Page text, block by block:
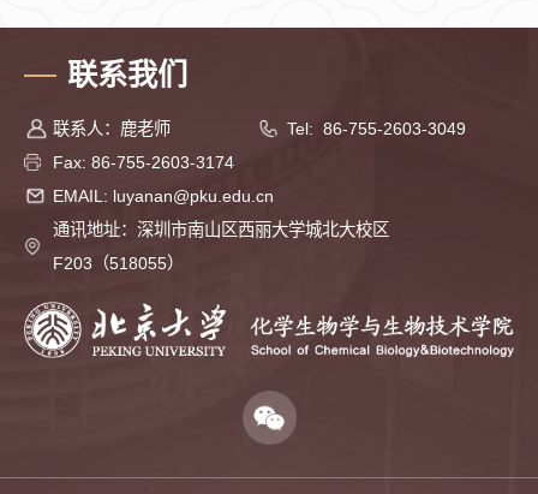
联系我们
联系人：鹿老师
Tel: 86-755-2603-3049
Fax: 86-755-2603-3174
EMAIL: luyanan@pku.edu.cn
通讯地址：深圳市南山区西丽大学城北大校区
F203（518055）